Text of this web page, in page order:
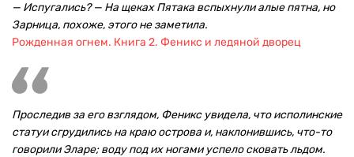
— Испугались? — На щеках Пятака вспыхнули алые пятна, но
Зарница, похоже, этого не заметила.
Рожденная огнем. Книга 2. Феникс и ледяной дворец
Проследив за его взглядом, Феникс увидела, что исполинские
статуи сгрудились на краю острова и, наклонившись, что-то
говорили Эларе; воду под их ногами успело сковать льдом.